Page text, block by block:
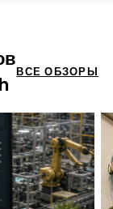
ВСЕ ОБЗОРЫ